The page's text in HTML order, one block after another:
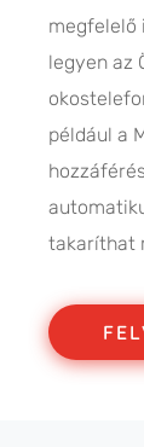
megfelelő
legyen az
például a
takaríthat